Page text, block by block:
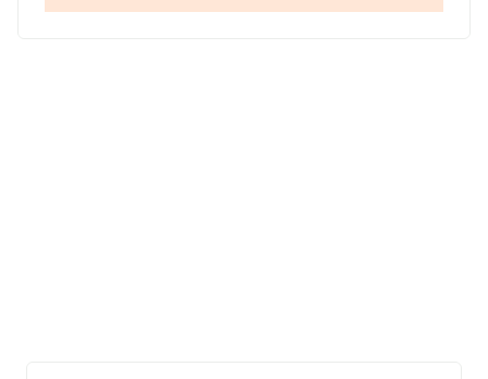
datos de INFORMA aparecen 6753 empresas, con